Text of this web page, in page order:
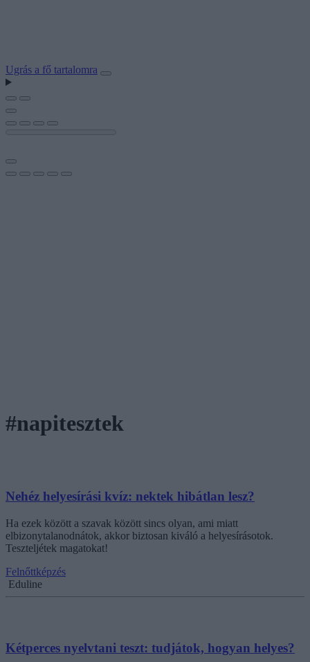
Ugrás a fő tartalomra
#napitesztek
Nehéz helyesírási kvíz: nektek hibátlan lesz?
Ha ezek között a szavak között sincs olyan, ami miatt
elbizonytalanodnátok, akkor biztosan kiváló a helyesírásotok.
Teszteljétek magatokat!
Felnőttképzés
Eduline
Kétperces nyelvtani teszt: tudjátok, hogyan helyes?